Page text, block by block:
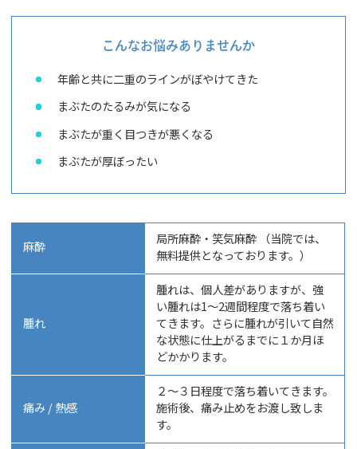
こんなお悩みありませんか
年齢と共に二重のラインがぼやけてきた
まぶたのたるみが気になる
まぶたが重く目つきが悪くなる
まぶたが厚ぼったい
麻酔
局所麻酔・笑気麻酔 （当院では、
無料提供となっております。）
腫れ
腫れは、個人差がありますが、強
い腫れは1～2週間程度で落ち着い
てきます。さらに腫れが引いて自然
な状態に仕上がるまでに１か月ほ
どかかります。
痛み / 熱感
２〜３日程度で落ち着いてきます。
施術後、痛み止めをお渡し致しま
す。